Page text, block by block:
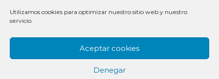
Utilizamos cookies para optimizar nuestro sitio web y nuestro
servicio.
Aceptar cookies
Denegar
E-LEARNING O APRENDIZAJE ELECTRÓNICO